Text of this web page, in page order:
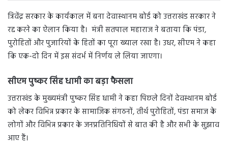
त्रिवेंद्र सरकार के कार्यकाल में बना देवास्थानम बोर्ड को उत्तराखंड सरकार ने
रद्द करने का ऐलान किया है। मंत्री सतपाल महाराज ने बताया कि पंडा,
पुरोहितों और पुजारियों के हितों का पूरा ख्याल रखा है। उधर, सीएम ने कहा
कि एक-दो दिन में इस संदर्भ में निर्णय ले लिया जाएगा।
सीएम पुष्कर सिंह धामी का बड़ा फैसला
उत्तराखंड के मुख्यमंत्री पुष्कर सिंह धामी ने कहा पिछले दिनों देवस्थानम बोर्ड
को लेकर विभिन्न प्रकार के सामाजिक संगठनों, तीर्थ पुरोहितों, पंडा समाज के
लोगों और विभिन्न प्रकार के जनप्रतिनिधियों से बात की है और सभी के सुझाव
आए हैं।